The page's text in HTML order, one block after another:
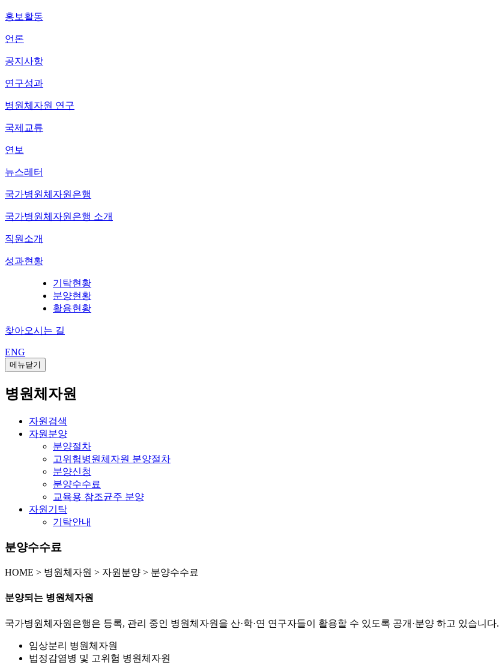
홍보활동
언론
공지사항
연구성과
병원체자원 연구
국제교류
연보
뉴스레터
국가병원체자원은행
국가병원체자원은행 소개
직원소개
성과현황
기탁현황
분양현황
활용현황
찾아오시는 길
ENG
메뉴닫기
병원체자원
자원검색
자원분양
분양절차
고위험병원체자원 분양절차
분양신청
분양수수료
교육용 참조균주 분양
자원기탁
기탁안내
분양수수료
HOME > 병원체자원 > 자원분양 > 분양수수료
분양되는 병원체자원
국가병원체자원은행은 등록, 관리 중인 병원체자원을 산·학·연 연구자들이 활용할 수 있도록 공개·분양 하고 있습니다.
임상분리 병원체자원
법정감염병 및 고위험 병원체자원